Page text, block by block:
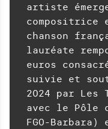
artiste
compositrice
chanson
lauréate
euros
suivie et
2024 par Les
avec le Pôle
FGO-Barbara)